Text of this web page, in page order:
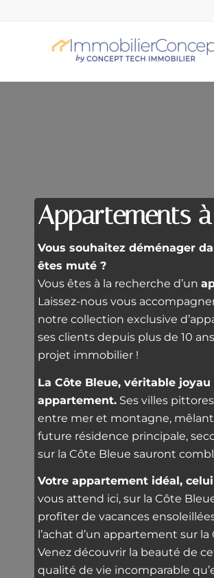
Appartements
Vous souhaitez déménager
êtes muté ?
Vous êtes à la recherche d’un
Laissez-nous vous
notre collection exclusive
ses clients depuis plus de 10
projet immobilier !
La Côte Bleue, véritable
appartement. Ses villes
entre mer et montagne, mêlant
future résidence principale,
sur la Côte Bleue sauront
Votre appartement idéal,
vous attend ici, sur la Côte
profiter de vacances
l’achat d’un appartement sur
Venez découvrir la beauté de
qualité de vie incomparable